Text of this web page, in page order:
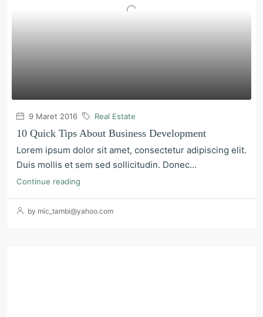
9 Maret 2016 Real Estate
10 Quick Tips About Business Development
Lorem ipsum dolor sit amet, consectetur adipiscing elit.
Duis mollis et sem sed sollicitudin. Donec...
Continue reading
by mic_tambi@yahoo.com